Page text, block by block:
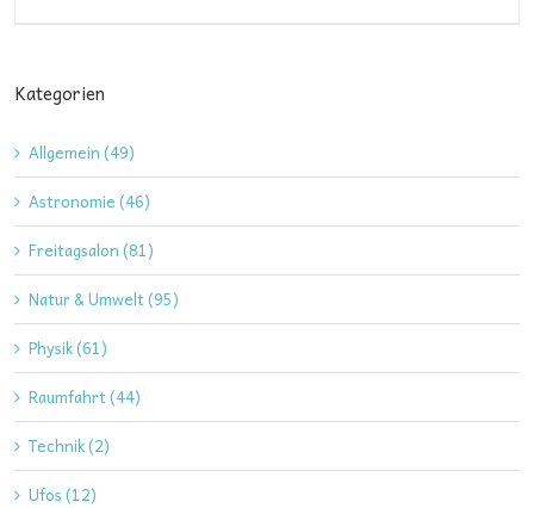
Kategorien
Allgemein (49)
Astronomie (46)
Freitagsalon (81)
Natur & Umwelt (95)
Physik (61)
Raumfahrt (44)
Technik (2)
Ufos (12)